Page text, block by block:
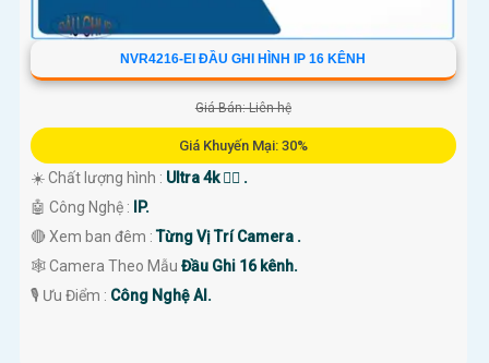
NVR4216-EI ĐẦU GHI HÌNH IP 16 KÊNH
Giá Bán: Liên hệ
Giá Khuyến Mại: 30%
☀️ Chất lượng hình : Ultra 4k 👍🏾 .
🤖️ Công Nghệ :
IP.
🔴 Xem ban đêm :Từng Vị Trí Camera .
🕸️ Camera Theo Mẫu Đầu Ghi 16 kênh.
️🎙 Ưu Điểm : Công Nghệ AI.